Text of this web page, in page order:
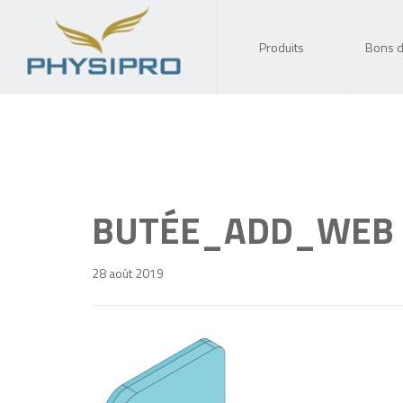
Produits Bons
BUTÉE_ADD_WEB
28 août 2019